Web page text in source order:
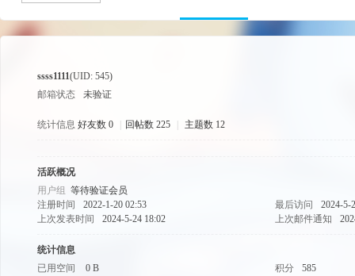
ssss1111(UID: 545)
邮箱状态
未验证
统计信息 好友数 0 回帖数 225 主题数 12
活跃概况
用户组 等待验证会员
注册时间
2022-1-20 02:53 最后访问
2024-5-
上次发表时间
2024-5-24 18:02 上次邮件通知
统计信息
已用空间
0 B 积分
585